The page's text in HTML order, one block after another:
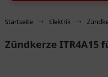
Startseite Elektrik
Zündkerze ITR4A15